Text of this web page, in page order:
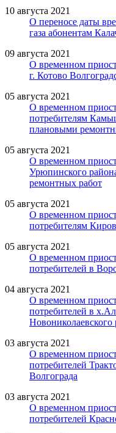
10 августа 2021
О переносе даты
газа абонентам
09 августа 2021
О временном
г. Котово
05 августа 2021
О временном
потребителям
плановыми
05 августа 2021
О временном
Урюпинского
ремонтных работ
05 августа 2021
О временном
потребителям
05 августа 2021
О временном
потребителей в
04 августа 2021
О временном
потребителей в
Новониколаевского
03 августа 2021
О временном
потребителей
Волгограда
03 августа 2021
О временном
потребителей